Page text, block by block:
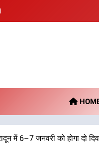
में 6–7 जनवरी को होगा दो